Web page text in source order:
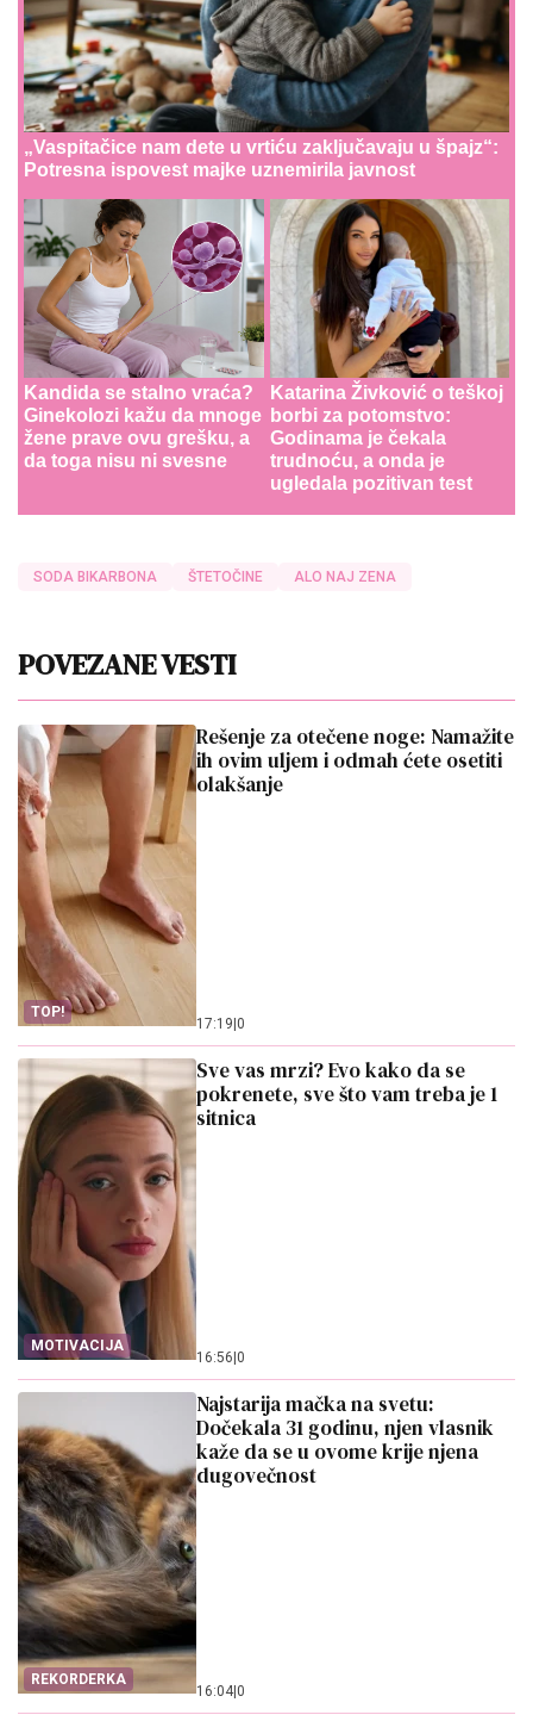
„Vaspitačice nam dete u vrtiću zaključavaju u špajz“:
Potresna ispovest majke uznemirila javnost
Kandida se stalno vraća?
Ginekolozi kažu da mnoge
žene prave ovu grešku, a
da toga nisu ni svesne
Katarina Živković o teškoj
borbi za potomstvo:
Godinama je čekala
trudnoću, a onda je
ugledala pozitivan test
SODA BIKARBONA ŠTETOČINE ALO NAJ ZENA
POVEZANE VESTI
TOP!
Rešenje za otečene noge: Namažite
ih ovim uljem i odmah ćete osetiti
olakšanje
17:19|0
MOTIVACIJA
Sve vas mrzi? Evo kako da se
pokrenete, sve što vam treba je 1
sitnica
16:56|0
REKORDERKA
Najstarija mačka na svetu:
Dočekala 31 godinu, njen vlasnik
kaže da se u ovome krije njena
dugovečnost
16:04|0